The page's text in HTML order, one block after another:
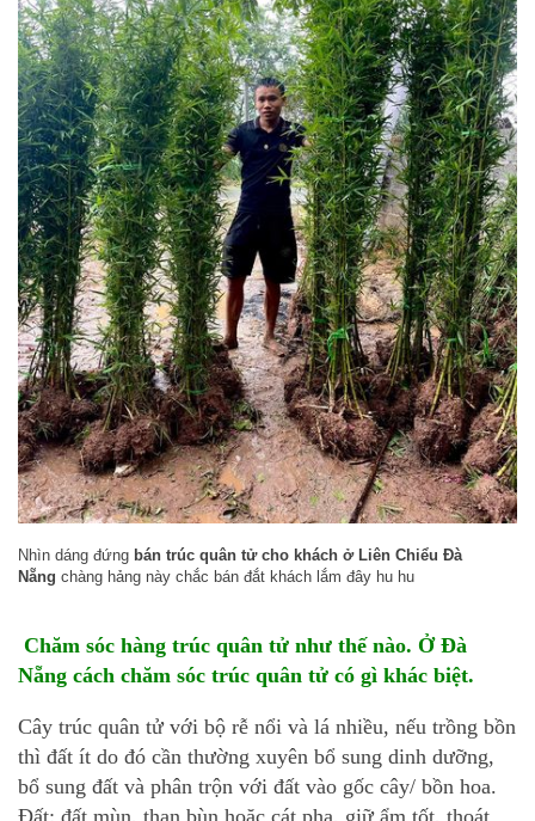
Nhìn dáng đứng bán trúc quân tử cho khách ở Liên Chiểu Đà
Nẵng chàng hảng này chắc bán đắt khách lắm đây hu hu
Chăm sóc hàng trúc quân tử như thế nào. Ở Đà
Nẵng cách chăm sóc trúc quân tử có gì khác biệt.
Cây trúc quân tử với bộ rễ nổi và lá nhiều, nếu trồng bồn
thì đất ít do đó cần thường xuyên bổ sung dinh dưỡng,
bổ sung đất và phân trộn với đất vào gốc cây/ bồn hoa.